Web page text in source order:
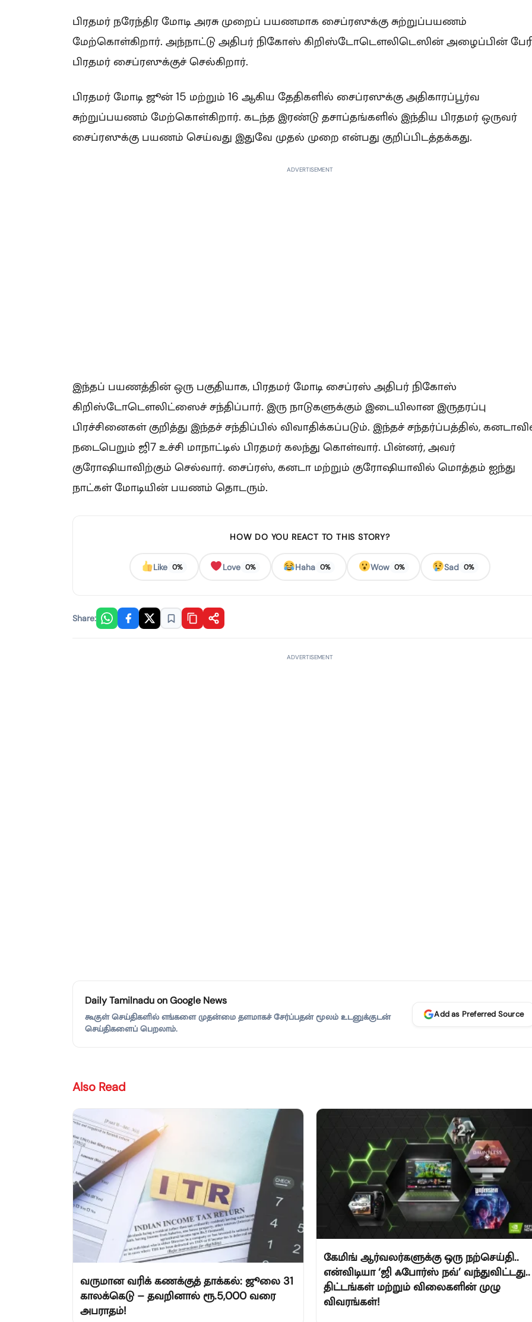
பிரதமர் நரேந்திர மோடி அரசு முறைப் பயணமாக சைப்ரஸுக்கு சுற்றுப்பயணம்
மேற்கொள்கிறார். அந்நாட்டு அதிபர் நிகோஸ் கிறிஸ்டோடௌலிடெஸின் அழைப்பின்
பிரதமர் சைப்ரஸுக்குச் செல்கிறார்.
பிரதமர் மோடி ஜூன் 15 மற்றும் 16 ஆகிய தேதிகளில் சைப்ரஸுக்கு அதிகாரப்பூர்வ
சுற்றுப்பயணம் மேற்கொள்கிறார். கடந்த இரண்டு தசாப்தங்களில் இந்திய பிரதமர் ஒருவர்
சைப்ரஸுக்கு பயணம் செய்வது இதுவே முதல் முறை என்பது குறிப்பிடத்தக்கது.
ADVERTISEMENT
இந்தப் பயணத்தின் ஒரு பகுதியாக, பிரதமர் மோடி சைப்ரஸ் அதிபர் நிகோஸ்
கிறிஸ்டோடௌலிட்ஸைச் சந்திப்பார். இரு நாடுகளுக்கும் இடையிலான இருதரப்பு
பிரச்சினைகள் குறித்து இந்தச் சந்திப்பில் விவாதிக்கப்படும். இந்தச் சந்தர்ப்பத்தில்,
நடைபெறும் ஜி7 உச்சி மாநாட்டில் பிரதமர் கலந்து கொள்வார். பின்னர், அவர்
குரோஷியாவிற்கும் செல்வார். சைப்ரஸ், கனடா மற்றும் குரோஷியாவில் மொத்தம் ஐந்து
நாட்கள் மோடியின் பயணம் தொடரும்.
HOW DO YOU REACT TO THIS STORY?
Like 0% Love 0% Haha 0% Wow 0% Sad 0%
Share:
ADVERTISEMENT
Daily Tamilnadu on Google News
கூகுள் செய்திகளில் எங்களை முதன்மை தளமாகச் சேர்ப்பதன் மூலம் உடனுக்குடன்
செய்திகளைப் பெறலாம்.
Add as Preferred Source
Also Read
வருமான வரிக் கணக்குத் தாக்கல்: ஜூலை 31
காலக்கெடு – தவறினால் ரூ.5,000 வரை
அபராதம்!
கேமிங் ஆர்வலர்களுக்கு ஒரு நற்செய்தி..
என்விடியா ‘ஜி ஃபோர்ஸ் நவ்’ வந்துவிட்டது..
திட்டங்கள் மற்றும் விலைகளின் முழு
விவரங்கள்!